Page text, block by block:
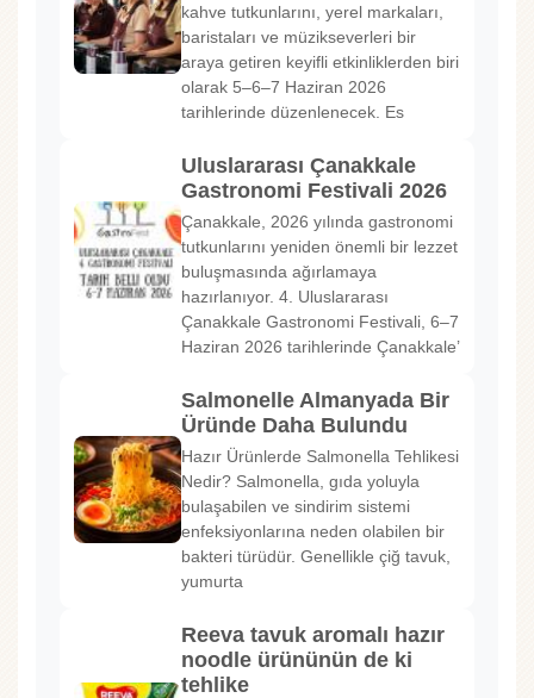
kahve tutkunlarını, yerel markaları,
baristaları ve müzikseverleri bir
araya getiren keyifli etkinliklerden biri
olarak 5–6–7 Haziran 2026
tarihlerinde düzenlenecek. Es
Uluslararası Çanakkale
Gastronomi Festivali 2026
Çanakkale, 2026 yılında gastronomi
tutkunlarını yeniden önemli bir lezzet
buluşmasında ağırlamaya
hazırlanıyor. 4. Uluslararası
Çanakkale Gastronomi Festivali, 6–7
Haziran 2026 tarihlerinde Çanakkale’
Salmonelle Almanyada Bir
Üründe Daha Bulundu
Hazır Ürünlerde Salmonella Tehlikesi
Nedir? Salmonella, gıda yoluyla
bulaşabilen ve sindirim sistemi
enfeksiyonlarına neden olabilen bir
bakteri türüdür. Genellikle çiğ tavuk,
yumurta
Reeva tavuk aromalı hazır
noodle ürününün de ki
tehlike